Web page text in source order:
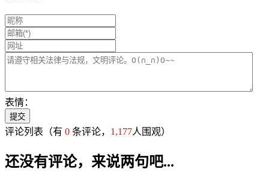
表情：
评论列表 （有 0 条评论， 1,177人围观）
还没有评论，来说两句吧...